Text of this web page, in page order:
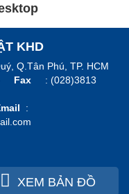
KHD
Q.Tân Phú, TP. HCM
- Fax
: (028)3813
:
XEM BẢN ĐỒ